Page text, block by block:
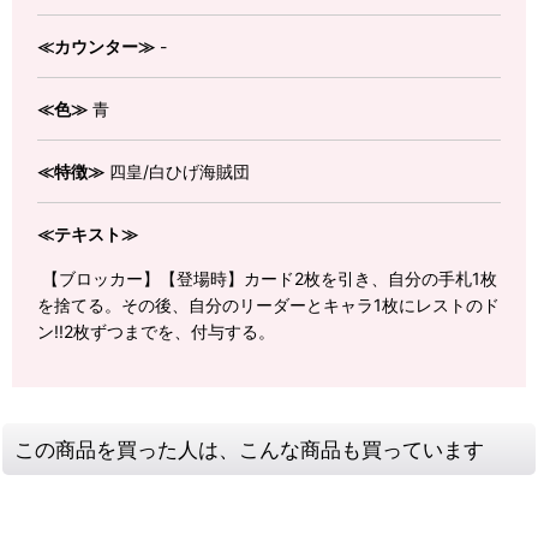
≪カウンター≫ -
≪色≫ 青
≪特徴≫ 四皇/白ひげ海賊団
≪テキスト≫
【ブロッカー】【登場時】カード2枚を引き、自分の手札1枚
を捨てる。その後、自分のリーダーとキャラ1枚にレストのド
ン!!2枚ずつまでを、付与する。
この商品を買った人は、こんな商品も買っています